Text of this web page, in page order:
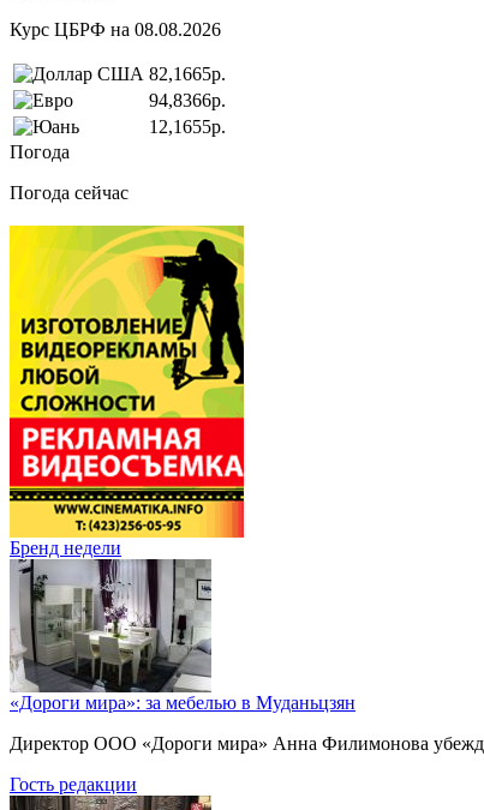
Курс ЦБРФ на 08.08.2026
82,1665р.
94,8366р.
12,1655р.
Погода
Погода сейчас
Бренд недели
«Дороги мира»: за мебелью в Муданьцзян
Директор ООО «Дороги мира» Анна Филимонова
Гость редакции